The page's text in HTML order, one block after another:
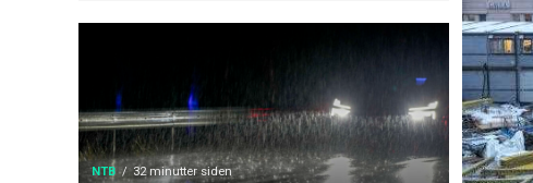
NTB 32 minutter siden